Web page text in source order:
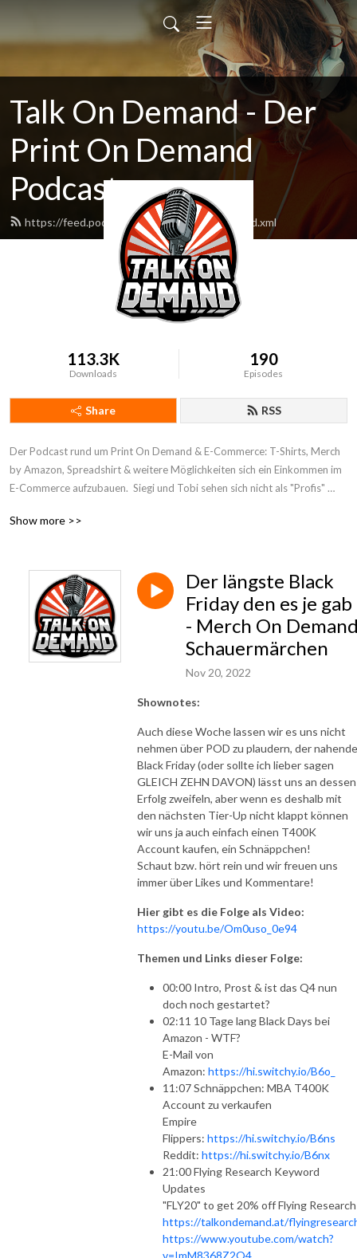
Talk On Demand - Der
Print On Demand
Podcast
https://feed.podbean.com/talkondemand/feed.xml
113.3K
Downloads
190
Episodes
Share RSS
Der Podcast rund um Print On Demand & E-Commerce: T-Shirts, Merch
by Amazon, Spreadshirt & weitere Möglichkeiten sich ein Einkommen im
E-Commerce aufzubauen.  Siegi und Tobi sehen sich nicht als "Profis"
diesem Business erfolgreicher zu werden. Quatschen über aktuelle News
Show more >>
Der längste Black
Friday den es je gab
- Merch On
Schauermärchen
Nov 20, 2022
Shownotes:
Auch diese Woche lassen wir es uns nicht
nehmen über POD zu plaudern, der nahende
Black Friday (oder sollte ich lieber sagen
GLEICH ZEHN DAVON) lässt uns an dessen
Erfolg zweifeln, aber wenn es deshalb mit
den nächsten Tier-Up nicht klappt können
wir uns ja auch einfach einen T400K
Account kaufen, ein Schnäppchen!
Schaut bzw. hört rein und wir freuen uns
immer über Likes und Kommentare!
Hier gibt es die Folge als Video:
https://youtu.be/Om0uso_0e94
Themen und Links dieser Folge:
00:00 Intro, Prost & ist das Q4 nun
doch noch gestartet?
02:11 10 Tage lang Black Days bei
Amazon - WTF?
E-Mail von
Amazon: https://hi.switchy.io/B6o_
11:07 Schnäppchen: MBA T400K
Account zu verkaufen
Empire
Flippers: https://hi.switchy.io/B6ns
Reddit: https://hi.switchy.io/B6nx
21:00 Flying Research Keyword
Updates
"FLY20" to get 20% off Flying Research
https://talkondemand.at/
https://www.youtube.com/watch?
v=ImM8368Z2Q4